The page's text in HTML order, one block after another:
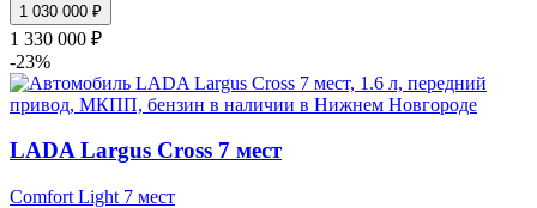
1 030 000 ₽
1 330 000 ₽
-23%
LADA Largus Cross 7 мест
Comfort Light 7 мест